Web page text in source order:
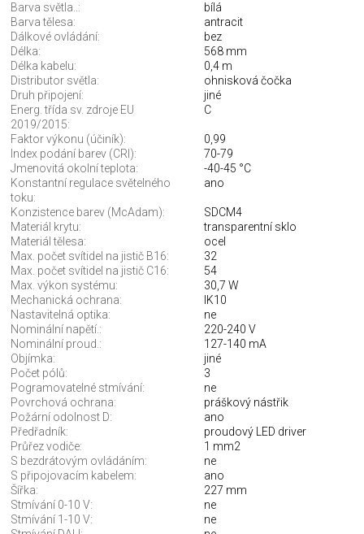
Barva světla..:
bílá
Barva tělesa:
antracit
Dálkové ovládání:
bez
Délka:
568 mm
Délka kabelu:
0,4 m
Distributor světla:
ohnisková čočka
Druh připojení:
jiné
Energ. třída sv. zdroje EU
2019/2015:
C
Faktor výkonu (účiník):
0,99
Index podání barev (CRI):
70-79
Jmenovitá okolní teplota:
-40-45 °C
Konstantní regulace světelného
toku:
ano
Konzistence barev (McAdam):
SDCM4
Materiál krytu:
transparentní sklo
Materiál tělesa:
ocel
Max. počet svítidel na jistič B16:
32
Max. počet svítidel na jistič C16:
54
Max. výkon systému:
30,7 W
Mechanická ochrana:
IK10
Nastavitelná optika:
ne
Nominální napětí.:
220-240 V
Nominální proud.:
127-140 mA
Objímka:
jiné
Počet pólů:
3
Pogramovatelné stmívání:
ne
Povrchová ochrana:
práškový nástřik
Požární odolnost D:
ano
Předřadník:
proudový LED driver
Průřez vodiče:
1 mm2
S bezdrátovým ovládáním:
ne
S připojovacím kabelem:
ano
Šířka:
227 mm
Stmívání 0-10 V:
ne
Stmívání 1-10 V:
ne